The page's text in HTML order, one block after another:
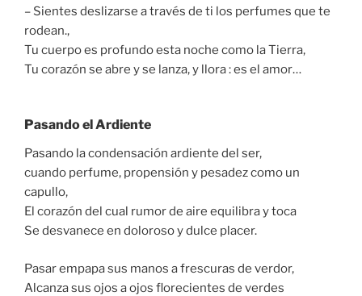
– Sientes deslizarse a través de ti los perfumes que te
rodean.,
Tu cuerpo es profundo esta noche como la Tierra,
Tu corazón se abre y se lanza, y llora : es el amor…
Pasando el Ardiente
Pasando la condensación ardiente del ser,
cuando perfume, propensión y pesadez como un
capullo,
El corazón del cual rumor de aire equilibra y toca
Se desvanece en doloroso y dulce placer.
Pasar empapa sus manos a frescuras de verdor,
Alcanza sus ojos a ojos florecientes de verdes